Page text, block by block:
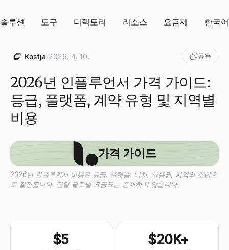
솔루션 도구 디렉토리 리소스 요금제 한국어
Kostja 2026. 4. 10. 공유
2026년 인플루언서 가격 가이드:
등급, 플랫폼, 계약 유형 및 지역별
비용
가격 가이드
2026년 인플루언서 비용은 등급, 플랫폼, 니치, 사용권, 지역의 조합으
로 결정됩니다. 단일 글로벌 요금표는 존재하지 않습니다.
$5 $20K+